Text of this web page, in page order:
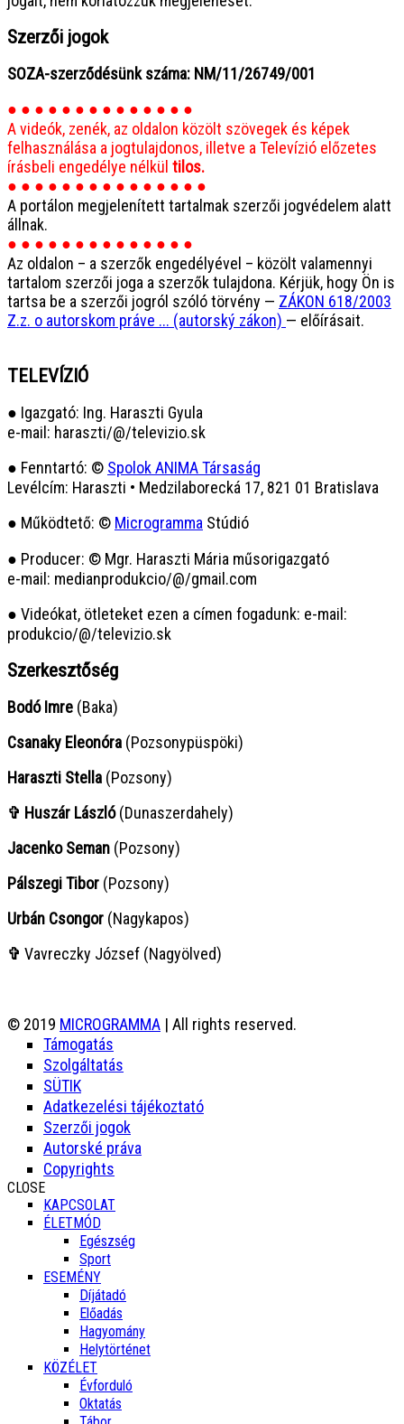
Szerzői jogok
SOZA-szerződésünk száma: NM/11/26749/001
● ● ● ● ● ● ● ● ● ● ● ● ● ●
A videók, zenék, az oldalon közölt szövegek és képek
felhasználása a jogtulajdonos, illetve a Televízió előzetes
írásbeli engedélye nélkül tilos.
● ● ● ● ● ● ● ● ● ● ● ● ● ● ●
A portálon megjelenített tartalmak szerzői jogvédelem alatt
állnak.
● ● ● ● ● ● ● ● ● ● ● ● ● ●
Az oldalon – a szerzők engedélyével – közölt valamennyi
tartalom szerzői joga a szerzők tulajdona. Kérjük, hogy Ön is
tartsa be a szerzői jogról szóló törvény — ZÁKON 618/2003
Z.z. o autorskom práve ... (autorský zákon) — előírásait.
TELEVÍZIÓ
● Igazgató: Ing. Haraszti Gyula
e-mail: haraszti/@/televizio.sk
● Fenntartó: © Spolok ANIMA Társaság
Levélcím: Haraszti • Medzilaborecká 17, 821 01 Bratislava
● Működtető: © Microgramma Stúdió
● Producer: © Mgr. Haraszti Mária műsorigazgató
e-mail: medianprodukcio/@/gmail.com
● Videókat, ötleteket ezen a címen fogadunk: e-mail:
produkcio/@/televizio.sk
Szerkesztőség
Bodó Imre (Baka)
Csanaky Eleonóra (Pozsonypüspöki)
Haraszti Stella (Pozsony)
✞ Huszár László(Dunaszerdahely)
Jacenko Seman (Pozsony)
Pálszegi Tibor (Pozsony)
Urbán Csongor (Nagykapos)
✞ Vavreczky József (Nagyölved)
© 2019 MICROGRAMMA | All rights reserved.
Támogatás
Szolgáltatás
SÜTIK
Adatkezelési tájékoztató
Szerzői jogok
Autorské práva
Copyrights
CLOSE
KAPCSOLAT
ÉLETMÓD
Egészség
Sport
ESEMÉNY
Díjátadó
Előadás
Hagyomány
Helytörténet
KÖZÉLET
Évforduló
Oktatás